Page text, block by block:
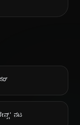
ನಟ